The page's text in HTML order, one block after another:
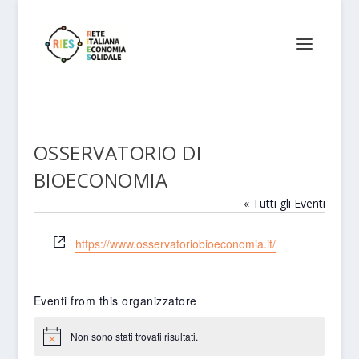
OSSERVATORIO DI
BIOECONOMIA
« Tutti gli Eventi
Website
https://www.osservatoriobioeconomia.it/
Eventi from this organizzatore
Notice Non sono stati trovati risultati.